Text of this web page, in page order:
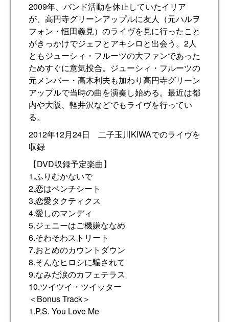
2009年、バンド活動を休止していたイリア
が、高円寺グリーンアップルに友人（元ハルヲ
フォン・恒田義見）のライヴを見に行ったこと
がきっかけでジェフとアキシロと出会う。2人
ともジューシィ・フルーツの大ファンであった
ためすぐに意気投合。ジューシィ・フルーツの
元メンバー・高木利夫も加わり高円寺グリーン
アップルで当時の曲を演奏し始める。最近は都
内や大阪、軽井沢などでもライヴを行ってい
る。
2012年12月24日 二子玉川KIWAでのライヴを
収録
【DVD収録予定楽曲】
1.ふりむかないで
2.恋はベンチシート
3.恋愛タクティクス
4.愛しのマンディ
5.ジェニーはご機嫌ななめ
6.そわそわストリート
7.おとめのカウントダウン
8.そんなヒロシに騙されて
9.なみだ涙のカフェテラス
10.ツイツイ・ツイッター
＜Bonus Track＞
1.P.S. You Love Me